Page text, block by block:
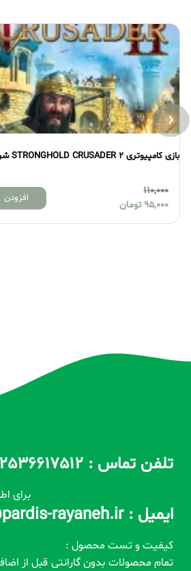
بازی کامپیوتری STRONGHOLD CRUSADER 2 شرکت گردو
افزودن
بازی کامپیوتری STRONGHOLD 3 شرکت گردو
85,000
75,000
تومان
‹
تلفن تماس : 02536617512 - 09126527173 - 09100557173 ساعات پاسخگویی : 10 الی 14 / 17 الی 22
برای
ایمیل : shop@pardis-rayaneh.ir
کیفیت و تست محصول :